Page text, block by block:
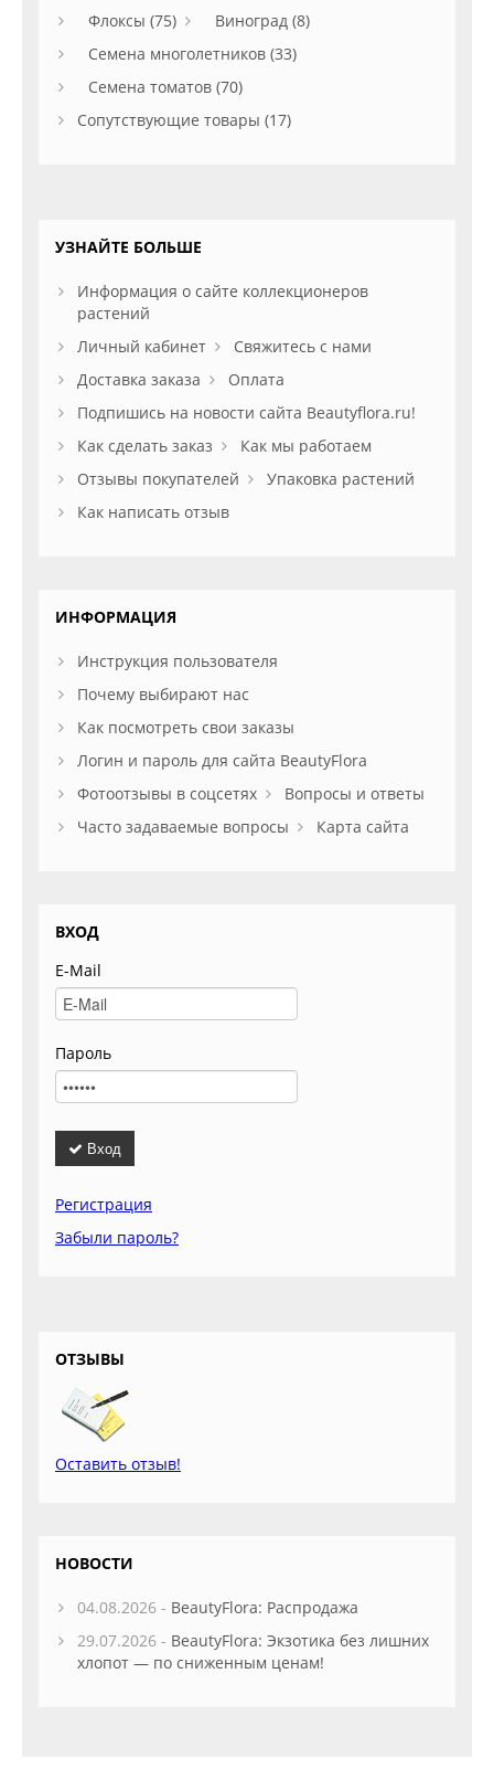
Флоксы (75)
Виноград (8)
Семена многолетников (33)
Семена томатов (70)
Сопутствующие товары (17)
УЗНАЙТЕ БОЛЬШЕ
Информация о сайте коллекционеров
растений
Личный кабинет
Свяжитесь с нами
Доставка заказа
Оплата
Подпишись на новости сайта Beautyflora.ru!
Как сделать заказ
Как мы работаем
Отзывы покупателей
Упаковка растений
Как написать отзыв
ИНФОРМАЦИЯ
Инструкция пользователя
Почему выбирают нас
Как посмотреть свои заказы
Логин и пароль для сайта BeautyFlora
Фотоотзывы в соцсетях
Вопросы и ответы
Часто задаваемые вопросы
Карта сайта
ВХОД
E-Mail
Пароль
Вход
Регистрация
Забыли пароль?
ОТЗЫВЫ
Оставить отзыв!
НОВОСТИ
04.08.2026 - BeautyFlora: Распродажа
29.07.2026 - BeautyFlora: Экзотика без лишних
хлопот — по сниженным ценам!